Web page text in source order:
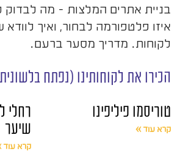
בניית אתרים המלצות - מה לבדוק
איזו פלטפורמה לבחור, ואיך
לקוחות. מדריך מסער ברעם.
הכירו את לקוחותינו (נפתח
טוריסמו פיליפינו
קרא עוד »
רחלי
שיער
קרא עוד